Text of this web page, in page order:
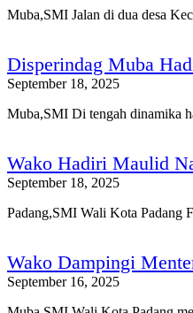
Muba,SMI Jalan di dua desa
Disperindag Muba
September 18, 2025
Muba,SMI Di tengah dinamika
Wako Hadiri Maulid
September 18, 2025
Padang,SMI Wali Kota Padang
Wako Dampingi
September 16, 2025